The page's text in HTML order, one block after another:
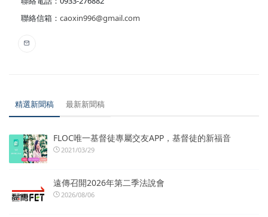
聯絡信箱： caoxin996@gmail.com
精選新聞稿 最新新聞稿
FLOC唯一基督徒專屬交友APP，基督徒的新福音
2021/03/29
遠傳召開2026年第二季法說會
2026/08/06